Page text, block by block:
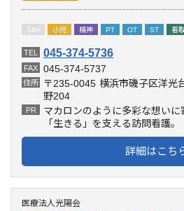
24H 小児 精神 PT OT ST 看
TEL 045-374-5736
FAX 045-374-5737
住所 〒235-0045 横浜市磯子区洋
野204
PR
マカロンのように多彩な想い
「生きる」を支える訪問看護。
詳細はこち
医療法人光陽会